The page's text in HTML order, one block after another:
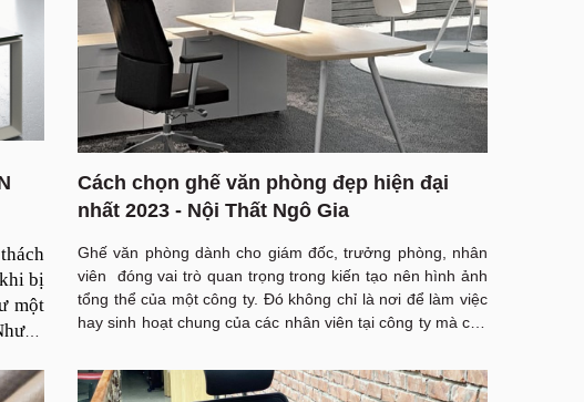
nhịp đập cho những không gian này.
bị
một
Cách chọn ghế văn phòng đẹp hiện đại
nhất 2023 - Nội Thất Ngô Gia
Ghế văn phòng dành cho giám đốc, trưởng phòng, nhân
viên đóng vai trò quan trọng trong kiến tạo nên hình ảnh
tổng thể của một công ty. Đó không chỉ là nơi để làm việc
hay sinh hoạt chung của các nhân viên tại công ty mà còn
lịch sự của công ty bạn. Mời quý độc giả đồng hành cùng
Nội Thất Văn Phòng Hải Phòng Ngô Gia tìm hiểu những